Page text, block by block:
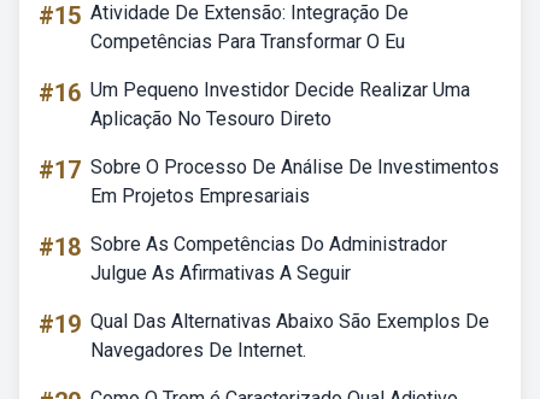
#15 Atividade De Extensão: Integração De
Competências Para Transformar O Eu
#16 Um Pequeno Investidor Decide Realizar Uma
Aplicação No Tesouro Direto
#17 Sobre O Processo De Análise De Investimentos
Em Projetos Empresariais
#18 Sobre As Competências Do Administrador
Julgue As Afirmativas A Seguir
#19 Qual Das Alternativas Abaixo São Exemplos De
Navegadores De Internet.